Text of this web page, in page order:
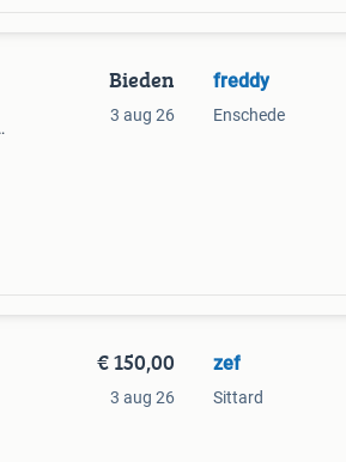
Bieden
3 aug 26
freddy
Enschede
€ 150,00
3 aug 26
zef
Sittard